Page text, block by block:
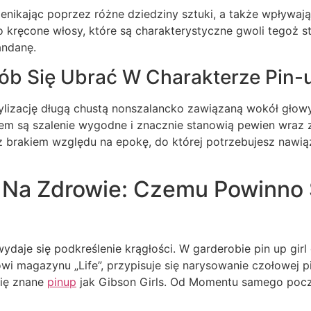
poprzez różne dziedziny sztuki, a także
kręcone włosy, które są charakterystyczne gwoli tegoż
Się Ubrać W Charakterze Pin-
długą chustą nonszalancko zawiązaną wokół
są szalenie wygodne i znacznie stanowią pewien
względu na epokę, do której potrzebujesz
Zdrowie: Czemu
się podkreślenie krągłości. W garderobie pin up
magazynu „Life”, przypisuje się narysowanie
znane pinup jak Gibson Girls. Od Momentu samego